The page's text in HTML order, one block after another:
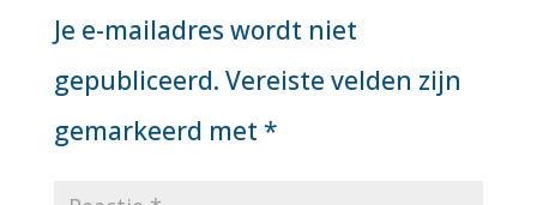
Je e-mailadres wordt niet
gepubliceerd. Vereiste velden zijn
gemarkeerd met *